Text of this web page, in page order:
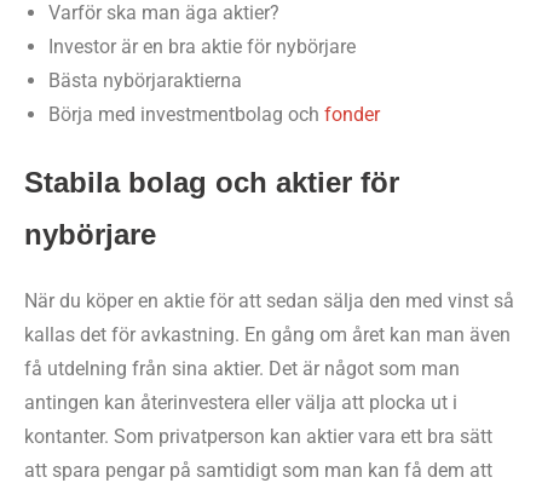
Varför ska man äga aktier?
Investor är en bra aktie för nybörjare
Bästa nybörjaraktierna
Börja med investmentbolag och fonder
Stabila bolag och aktier för
nybörjare
När du köper en aktie för att sedan sälja den med vinst så
kallas det för avkastning. En gång om året kan man även
få utdelning från sina aktier. Det är något som man
antingen kan återinvestera eller välja att plocka ut i
kontanter. Som privatperson kan aktier vara ett bra sätt
att spara pengar på samtidigt som man kan få dem att